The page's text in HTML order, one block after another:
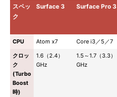
スペッ
ク
Surface 3 Surface Pro 3
CPU Atom x7 Core i3／5／7
クロッ
ク
(Turbo
Boost
時)
1.6（2.4）
GHz
1.5～1.7（3.3）
GHz